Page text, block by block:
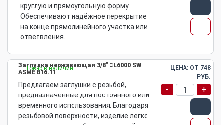
круглую и прямоугольную форму.
Обеспечивают надёжное перекрытие
на конце прямолинейного участка или
ответвления.
Товар в наличии
Заглушка нержавеющая 3/8" CL6000 SW
ASME B16.11
Предлагаем заглушки с резьбой,
предназначенные для постоянного или
временного использования. Благодаря
резьбовой поверхности, изделие легко
ЦЕНА: ОТ 748
РУБ.
- +